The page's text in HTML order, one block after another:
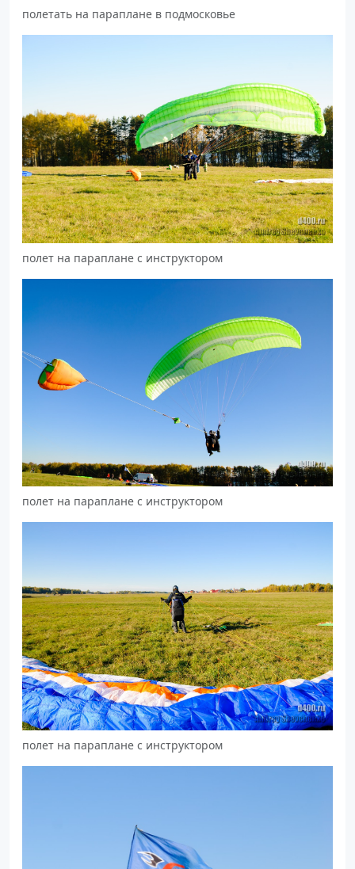
полетать на параплане в подмосковье
полет на параплане с инструктором
полет на параплане с инструктором
полет на параплане с инструктором